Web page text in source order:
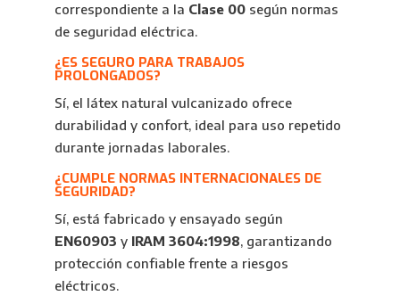
correspondiente a la Clase 00según normas
de seguridad eléctrica.
¿ES SEGURO PARA TRABAJOS
PROLONGADOS?
Sí, el látex natural vulcanizado ofrece
durabilidad y confort, ideal para uso repetido
durante jornadas laborales.
¿CUMPLE NORMAS INTERNACIONALES DE
SEGURIDAD?
Sí, está fabricado y ensayado según
EN60903 y IRAM 3604:1998, garantizando
protección confiable frente a riesgos
eléctricos.